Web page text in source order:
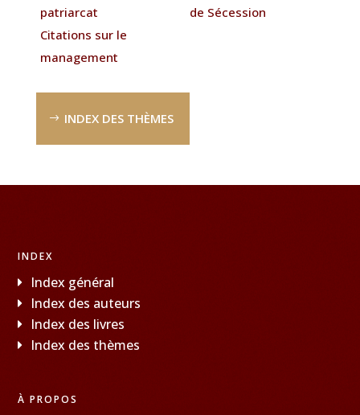
patriarcat
Citations sur le
management
de Sécession
INDEX DES THÈMES
INDEX
Index général
Index des auteurs
Index des livres
Index des thèmes
À PROPOS